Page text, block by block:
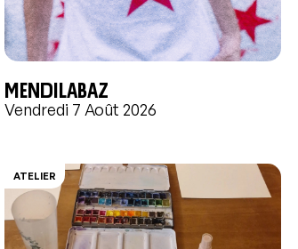
MENDILABAZ
Vendredi 7 Août 2026
ATELIER